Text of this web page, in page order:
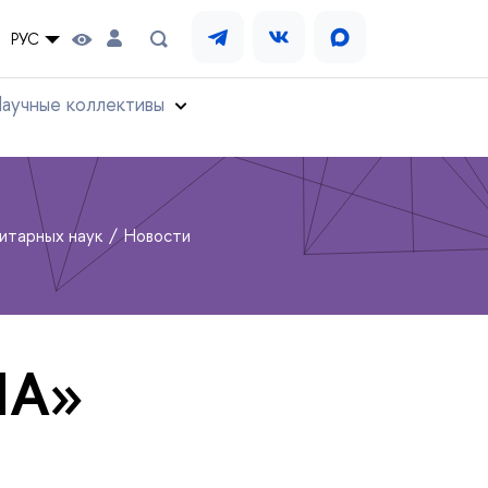
РУС
коллективы
наук Новости